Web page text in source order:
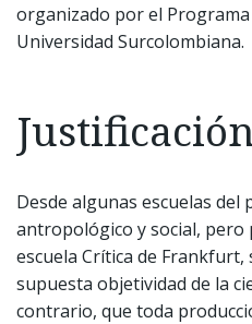
organizado por el
Universidad Surcolombiana.
Desde algunas escuelas del
antropológico y social, pero
escuela Crítica de
supuesta objetividad de la
contrario, que toda